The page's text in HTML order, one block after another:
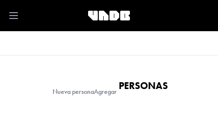
Open main menu
Nueva personaAgregar PERSONAS